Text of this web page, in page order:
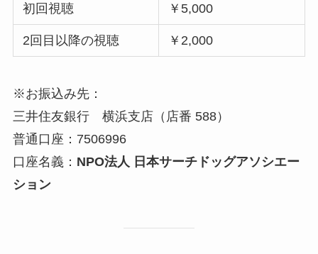
初回視聴 ￥5,000
2回目以降の視聴 ￥2,000
※お振込み先：
三井住友銀行 横浜支店（店番 588）
普通口座：7506996
口座名義： NPO法人 日本サーチドッグアソシエー
ション